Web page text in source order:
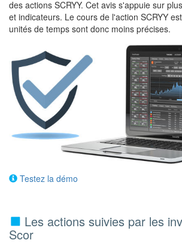
des actions SCRYY. Cet avis s'appuie sur
et indicateurs. Le cours de l'action SCRYY
unités de temps sont donc moins précises.
Testez la démo
Les actions suivies par les
Scor